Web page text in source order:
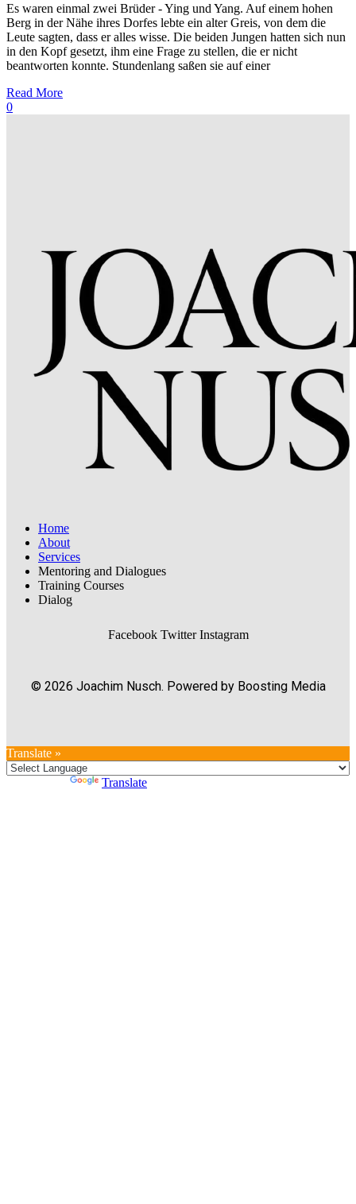
Es waren einmal zwei Brüder - Ying und Yang. Auf einem hohen
Berg in der Nähe ihres Dorfes lebte ein alter Greis, von dem die
Leute sagten, dass er alles wisse. Die beiden Jungen hatten sich nun
in den Kopf gesetzt, ihm eine Frage zu stellen, die er nicht
beantworten konnte. Stundenlang saßen sie auf einer
Read More
0
Home
About
Services
Mentoring and Dialogues
Training Courses
Dialog
Facebook Twitter Instagram
© 2026 Joachim Nusch. Powered by Boosting Media
Translate »
Translate